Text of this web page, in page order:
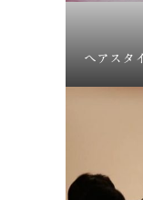
ヘアスタ